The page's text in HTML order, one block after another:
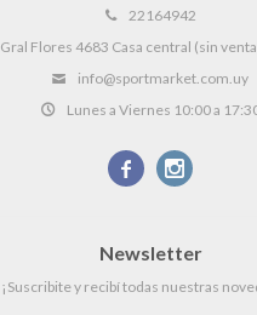
22164942
Gral Flores 4683 Casa central (sin
info@sportmarket.com.uy
Lunes a Viernes 10:00 a
 
Newsletter
¡Suscribite y recibí todas nuestras